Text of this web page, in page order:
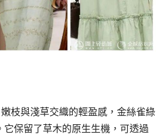
枝與淺草交織的輕盈感，金絲雀綠
保留了草木的原生生機，可透過